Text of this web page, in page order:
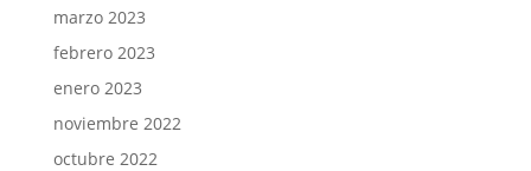
marzo 2023
febrero 2023
enero 2023
noviembre 2022
octubre 2022